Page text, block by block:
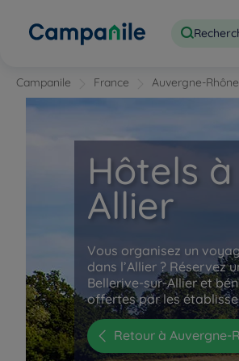
Campanile France Auvergne-
Hôtels
Allier
Vous organisez un
dans l’Allier ? Réservez
Bellerive-sur-Allier et
offertes par les
Retour à Auvergne-